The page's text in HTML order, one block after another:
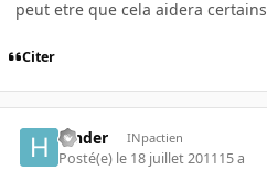
peut etre que cela aidera certains
Citer
hinder INpactien
Posté(e) le 18 juillet 201115 a